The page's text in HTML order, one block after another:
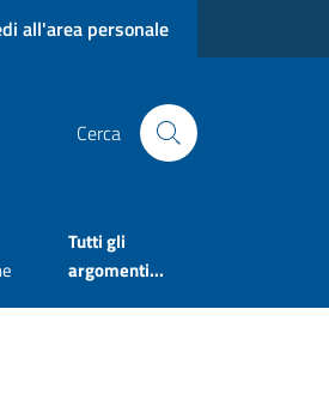
all'area personale
Cerca
Tutti gli
argomenti...